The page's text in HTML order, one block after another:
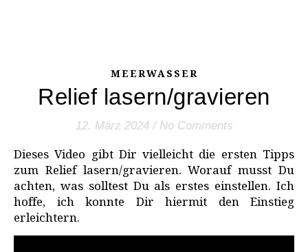
MEERWASSER
Relief lasern/gravieren
12. März 2024 / No Comments
Dieses Video gibt Dir vielleicht die ersten Tipps
zum Relief lasern/gravieren. Worauf musst Du
achten, was solltest Du als erstes einstellen. Ich
hoffe, ich konnte Dir hiermit den Einstieg
erleichtern.